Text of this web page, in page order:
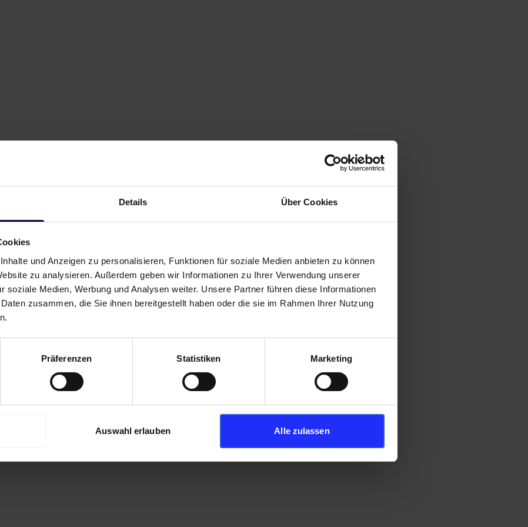
Details Über Cookies
und Anzeigen zu personalisieren, Funktionen für soziale Medien anbieten zu können
zu analysieren. Außerdem geben wir Informationen zu Ihrer Verwendung unserer
soziale Medien, Werbung und Analysen weiter. Unsere Partner führen diese Informationen
zusammen, die Sie ihnen bereitgestellt haben oder die sie im Rahmen Ihrer Nutzung
Präferenzen Statistiken Marketing
Auswahl erlauben Alle zulassen